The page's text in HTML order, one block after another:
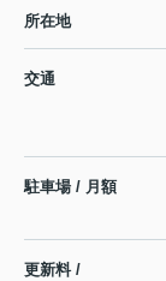
所在地
交通
駐車場 / 月額
更新料 /